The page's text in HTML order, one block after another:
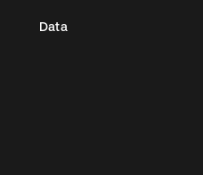
Data